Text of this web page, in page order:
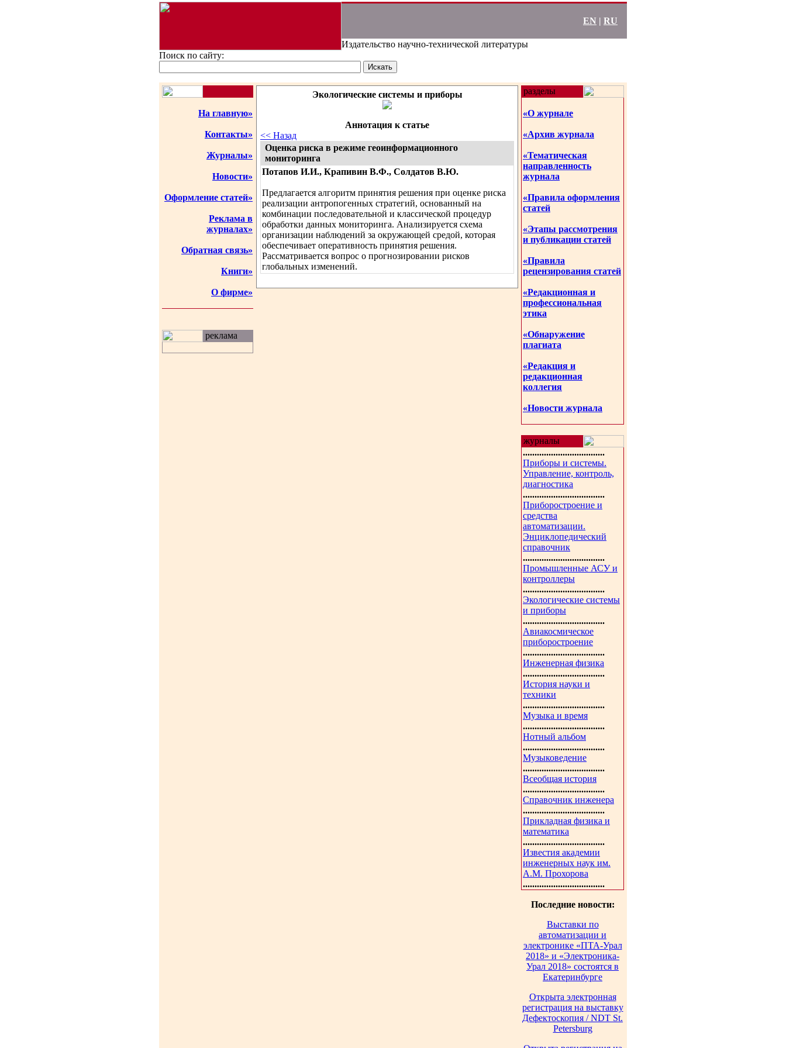
EN | RU
Издательство научно-технической литературы
Поиск по сайту:
На главную»
Контакты»
Журналы»
Новости»
Оформление статей»
Реклама в
журналах»
Обратная связь»
Книги»
О фирме»
реклама
Экологические системы и приборы
Аннотация к статье
<< Назад
Оценка риска в режиме геоинформационного
мониторинга
Потапов И.И., Крапивин В.Ф., Солдатов В.Ю.
Предлагается алгоритм принятия решения при оценке риска
реализации антропогенных стратегий, основанный на
комбинации последовательной и классической процедур
обработки данных мониторинга. Анализируется схема
организации наблюдений за окружающей средой, которая
обеспечивает оперативность принятия решения.
Рассматривается вопрос о прогнозировании рисков
глобальных изменений.
разделы
«О журнале
«Архив журнала
«Тематическая
направленность
журнала
«Правила оформления
статей
«Этапы рассмотрения
и публикации статей
«Правила
рецензирования статей
«Редакционная и
профессиональная
этика
«Обнаружение
плагиата
«Редакция и
редакционная
коллегия
«Новости журнала
журналы
...................................
Приборы и системы.
Управление, контроль,
диагностика
...................................
Приборостроение и
средства
автоматизации.
Энциклопедический
справочник
...................................
Промышленные АСУ и
контроллеры
...................................
Экологические системы
и приборы
...................................
Авиакосмическое
приборостроение
...................................
Инженерная физика
...................................
История науки и
техники
...................................
Музыка и время
...................................
Нотный альбом
...................................
Музыковедение
...................................
Всеобщая история
...................................
Справочник инженера
...................................
Прикладная физика и
математика
...................................
Известия академии
инженерных наук им.
А.М. Прохорова
...................................
Последние новости:
Выставки по
автоматизации и
электронике «ПТА-Урал
2018» и «Электроника-
Урал 2018» состоятся в
Екатеринбурге
Открыта электронная
регистрация на выставку
Дефектоскопия / NDT St.
Petersburg